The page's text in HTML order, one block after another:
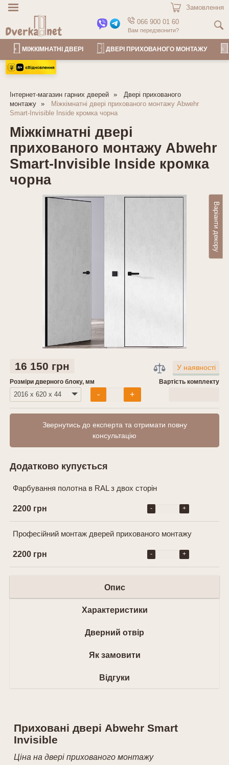
Замовлення
066 900 01 60
Вам передзвонити?
МІЖКІМНАТНІ ДВЕРІ ДВЕРІ ПРИХОВАНОГО МОНТАЖУ
Інтернет-магазин гарних дверей
Двері прихованого
монтажу
Міжкімнатні двері прихованого монтажу Abwehr
Smart-Invisible Inside кромка чорна
Міжкімнатні двері
прихованого монтажу Abwehr
Smart-Invisible Inside кромка
чорна
Варіанти декору
16 150 грн У наявності
Розміри дверного блоку, мм Вартість комплекту
- +
Звернутись до експерта та отримати повну
консультацію
Додатково купується
Фарбування полотна в RAL з двох сторін
2200 грн - +
Професійний монтаж дверей прихованого монтажу
2200 грн - +
Опис
Характеристики
Дверний отвір
Як замовити
Відгуки
Приховані двері Abwehr Smart
Invisible
Ціна на двері прихованого монтажу